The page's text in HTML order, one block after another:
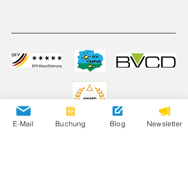
E-Mail Buchung Blog Newsletter